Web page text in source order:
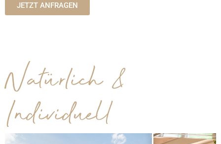
JETZT ANFRAGEN
Natürlich &
Individuell